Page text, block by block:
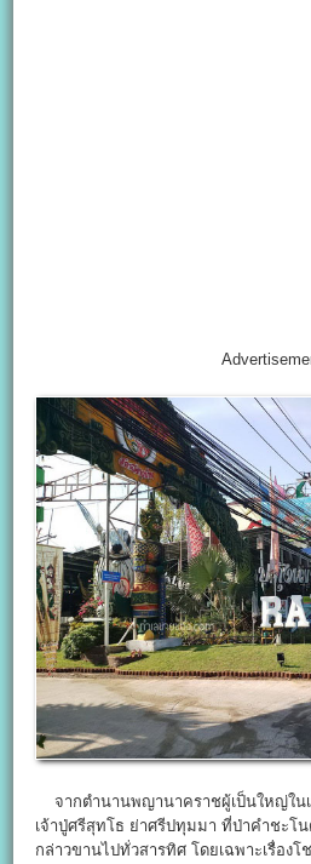
จากตำนานพญานาคราชผู้เป็นใหญ่ในเ
เจ้าปู่ศรีสุทโธ ย่าศรีปทุมมา ที่ป่าคำชะโ
กล่าวขานไปทั่วสารทิศ โดยเฉพาะเรื่อง